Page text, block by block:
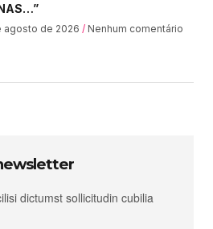
agosto de 2026 Nenhum comentário
dictumst sollicitudin cubilia